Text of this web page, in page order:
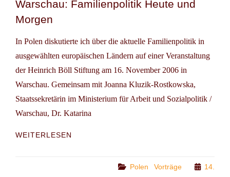
Warschau: Familienpolitik Heute und
Morgen
In Polen diskutierte ich über die aktuelle Familienpolitik in
ausgewählten europäischen Ländern auf einer Veranstaltung
der Heinrich Böll Stiftung am 16. November 2006 in
Warschau. Gemeinsam mit Joanna Kluzik-Rostkowska,
Staatssekretärin im Ministerium für Arbeit und Sozialpolitik /
Warschau, Dr. Katarina
WEITERLESEN
Categories
Polen Vorträge
14.